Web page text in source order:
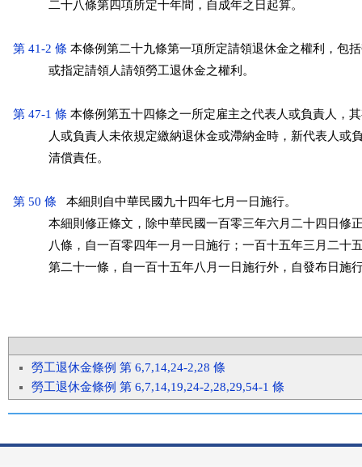
           二十八條第四項所定十年間，自成年之日起算。
第 41-2 條 本條例第二十九條第一項所定請領退休金之權利，包
           或指定請領人請領勞工退休金之權利。
第 47-1 條 本條例第五十四條之一所定雇主之代表人或負責人，
人或負責人未依規定繳納退休金或滯納金時，新代表人或
           清償責任。
第 50 條
   本細則自中華民國九十四年七月一日施行。
本細則修正條文，除中華民國一百零三年六月二十四日修
八條，自一百零四年一月一日施行；一百十五年三月二十
第二十一條，自一百十五年八月一日施行外，自發布日施
勞工退休金條例 第 6,7,14,24-2,28 條
勞工退休金條例 第 6,7,14,19,24-2,28,29,54-1 條